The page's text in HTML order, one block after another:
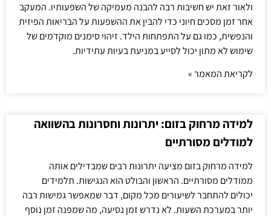
ולאור זאת יש חשיבות רבה להבנה מעמיקה של השפעותיו. המעקב
אחר זמן מסכים חיוני כדי להבין את ההשפעות על הבריאות הפיזית
והנפשית, כמו גם על התפתחות הילד. זיהוי סימנים מוקדמים של
שימוש לא מתון יכול לסייע במניעת בעיות עתידיות.
לקריאת המאמר »
למידה מרחוק בזום: יתרונות וחסרונות בהשוואה
למודלים מסורתיים
למידה מרחוק בזום מציעה יתרונות רבים שמבדילים אותה
ממודלים מסורתיים. הראשון והבולט הוא הנגישות. תלמידים
יכולים להתחבר לשיעורים מכל מקום, דבר שמאפשר גמישות רבה
יותר במערכת השעות. לא נדרש זמן נסיעה, מה שמפנה זמן נוסף